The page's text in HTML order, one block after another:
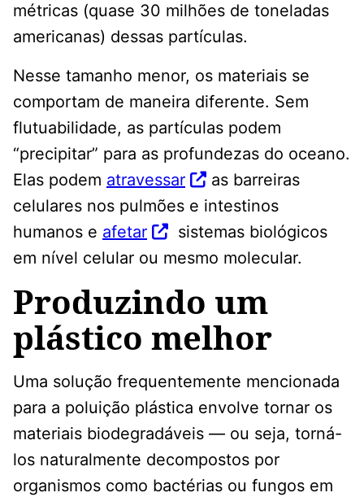
métricas (quase 30 milhões de toneladas
americanas) dessas partículas.
Nesse tamanho menor, os materiais se
comportam de maneira diferente. Sem
flutuabilidade, as partículas podem
“precipitar” para as profundezas do oceano.
Elas podem atravessar
as barreiras
celulares nos pulmões e intestinos
humanos e afetar
sistemas biológicos
em nível celular ou mesmo molecular.
Produzindo um
plástico melhor
Uma solução frequentemente mencionada
para a poluição plástica envolve tornar os
materiais biodegradáveis ​​— ou seja, torná-
los naturalmente decompostos por
organismos como bactérias ou fungos em